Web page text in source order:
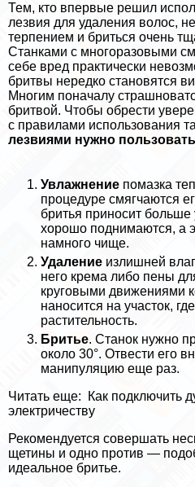
Тем, кто впервые решил
лезвия для удаления волос,
терпением и бриться очень
Станками с многоразовыми
себе вред пpaктически
бритвы нередко становятся
Многим поначалу
бритвой. Чтобы обрести
с правилами использования
лезвиями нужно
Увлажнение помазка
процедуре смягчаются
бритья приносит больше
хорошо поднимаются, а
намного чище.
Удаление излишней
него крема либо пены
круговыми движениями
наносится на участок,
растительность.
Бритье. Станок нужно
около 30°. Отвести его
манипуляцию еще раз.
Читать еще:
Как подключить
электричеству
Рекомендуется совершать
щетины и одно против —
идеальное бритье.